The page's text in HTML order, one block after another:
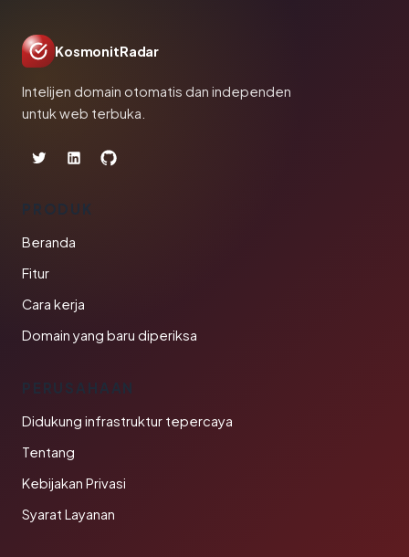
KosmonitRadar
Intelijen domain otomatis dan independen
untuk web terbuka.
PRODUK
Beranda
Fitur
Cara kerja
Domain yang baru diperiksa
PERUSAHAAN
Didukung infrastruktur tepercaya
Tentang
Kebijakan Privasi
Syarat Layanan